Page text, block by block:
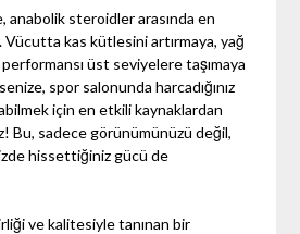
steroidler arasında en
Vücutta kas kütlesini artırmaya, yağ
performansı üst seviyelere taşımaya
spor salonunda harcadığınız
için en etkili kaynaklardan
Bu, sadece görünümünüzü değil,
hissettiğiniz gücü de
ve kalitesiyle tanınan bir